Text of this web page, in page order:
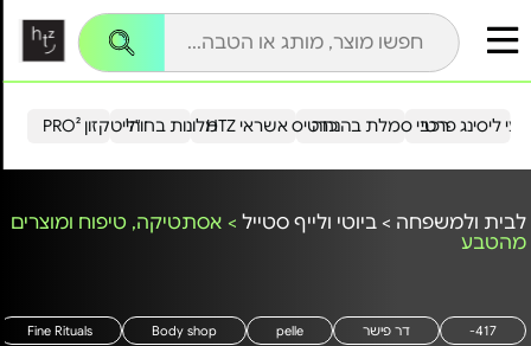
הייטקזון PRO²מלונות בחו"ל כרטיס אשראי HTZ ליסינג פרטירכבי סמלת בהנחה
לבית ולמשפחה > ביוטי ולייף סטייל > אסתטיקה, טיפוח ומוצרים
מהטבע
417- דר פישר pelle
Body shop
Fine Rituals